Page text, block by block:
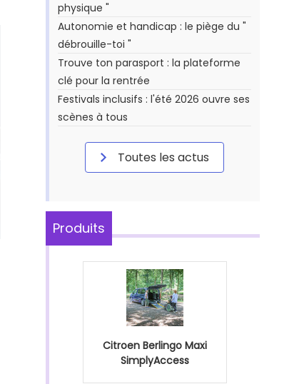
physique "
Autonomie et handicap : le piège du "
débrouille-toi "
Trouve ton parasport : la plateforme
clé pour la rentrée
Festivals inclusifs : l'été 2026 ouvre ses
scènes à tous
Toutes les actus
Produits
Citroen Berlingo Maxi
SimplyAccess